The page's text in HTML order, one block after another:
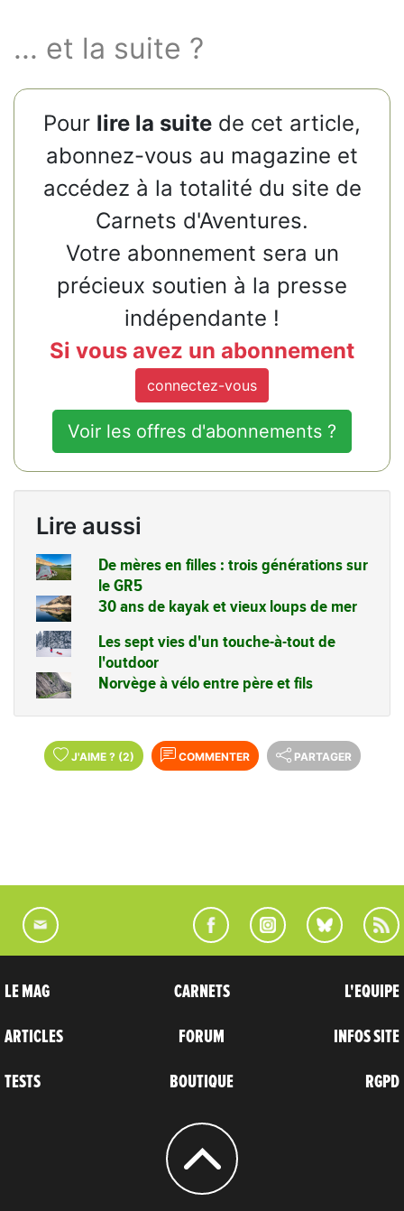
... et la suite ?
Pour lire la suite de cet article,
abonnez-vous au magazine et
accédez à la totalité du site de
Carnets d'Aventures.
Votre abonnement sera un
précieux soutien à la presse
indépendante !
Si vous avez un abonnement
connectez-vous
Voir les offres d'abonnements ?
Lire aussi
De mères en filles : trois générations sur
le GR5
30 ans de kayak et vieux loups de mer
Les sept vies d'un touche-à-tout de
l'outdoor
Norvège à vélo entre père et fils
J'AIME ? (2) COMMENTER PARTAGER
LE MAG
ARTICLES
TESTS
CARNETS
FORUM
BOUTIQUE
L'EQUIPE
INFOS SITE
RGPD